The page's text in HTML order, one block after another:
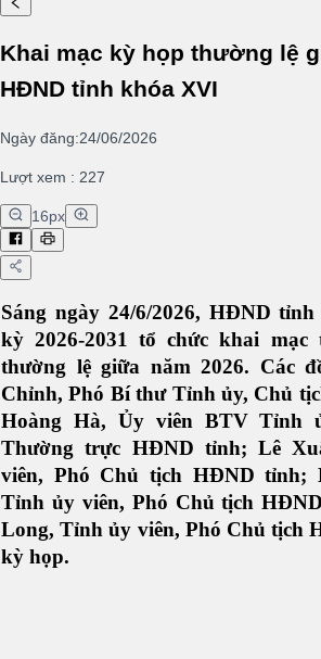
Khai mạc kỳ họp thường lệ
HĐND tỉnh khóa XVI
Ngày đăng:24/06/2026
Lượt xem : 227
16px
Sáng ngày 24/6/2026, HĐND
kỳ 2026-2031 tổ chức khai
thường lệ giữa năm 2026. Các
Chỉnh, Phó Bí thư Tỉnh ủy, Chủ
Hoàng Hà, Ủy viên BTV Tỉnh
Thường trực HĐND tỉnh; Lê
viên, Phó Chủ tịch HĐND tỉnh;
Tỉnh ủy viên, Phó Chủ tịch
Long, Tỉnh ủy viên, Phó Chủ tịch
kỳ họp.